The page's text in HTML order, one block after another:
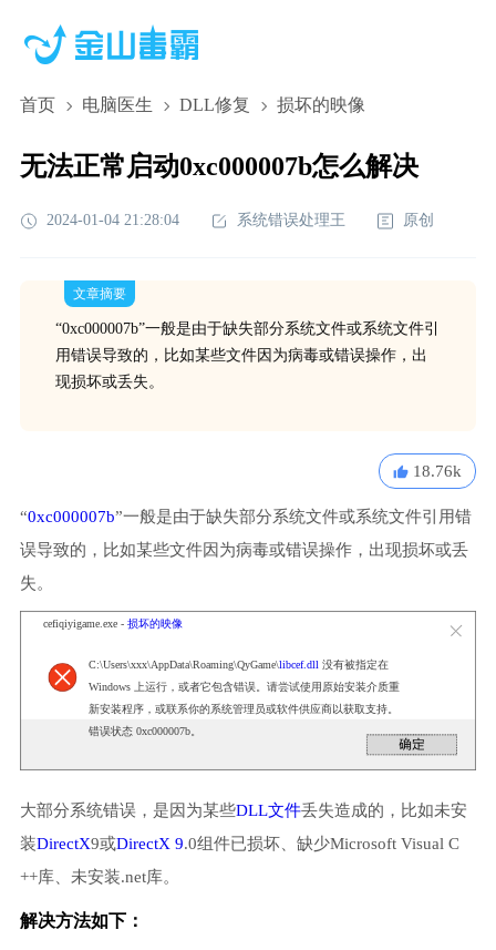
首页 电脑医生 DLL修复 损坏的映像
无法正常启动0xc000007b怎么解决
2024-01-04 21:28:04 系统错误处理王 原创
文章摘要
“0xc000007b”一般是由于缺失部分系统文件或系统文件引
用错误导致的，比如某些文件因为病毒或错误操作，出
现损坏或丢失。
18.76k
“0xc000007b”一般是由于缺失部分系统文件或系统文件引用错
误导致的，比如某些文件因为病毒或错误操作，出现损坏或丢
失。
cefiqiyigame.exe - 损坏的映像
C:\Users\xxx\AppData\Roaming\QyGame\libcef.dll 没有被指定在
Windows 上运行，或者它包含错误。请尝试使用原始安装介质重
新安装程序，或联系你的系统管理员或软件供应商以获取支持。
错误状态 0xc000007b。
大部分系统错误，是因为某些DLL文件丢失造成的，比如未安
装DirectX9或DirectX 9.0组件已损坏、缺少Microsoft Visual C
++库、未安装.net库。
解决方法如下：